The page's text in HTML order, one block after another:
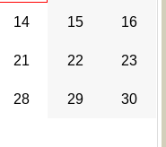
14 15 16
21 22 23
28 29 30